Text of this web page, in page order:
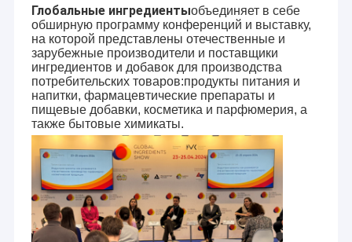
Глобальные ингредиентыобъединяет в себе
обширную программу конференций и выставку,
на которой представлены отечественные и
зарубежные производители и поставщики
ингредиентов и добавок для производства
потребительских товаров:продукты питания и
напитки, фармацевтические препараты и
пищевые добавки, косметика и парфюмерия, а
также бытовые химикаты.